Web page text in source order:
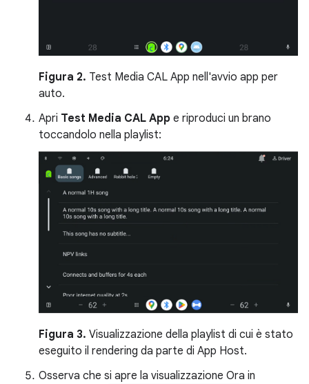
Figura 2. Test Media CAL App nell'avvio app per
auto.
Apri Test Media CAL App e riproduci un brano
toccandolo nella playlist:
Figura 3. Visualizzazione della playlist di cui è stato
eseguito il rendering da parte di App Host.
Osserva che si apre la visualizzazione Ora in